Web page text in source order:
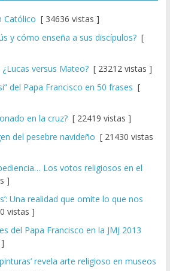
Católico [ 34636 vistas ]
y cómo enseña a sus discípulos?[
versus Mateo?[ 23212 vistas ]
del Papa Francisco en 50 frases [
en la cruz?[ 22419 vistas ]
del pesebre navideño [ 21430 vistas
Los votos religiosos en el
]
Una realidad que omite lo que nos
vistas ]
del Papa Francisco en la JMJ 2013
revela arte religioso en museos